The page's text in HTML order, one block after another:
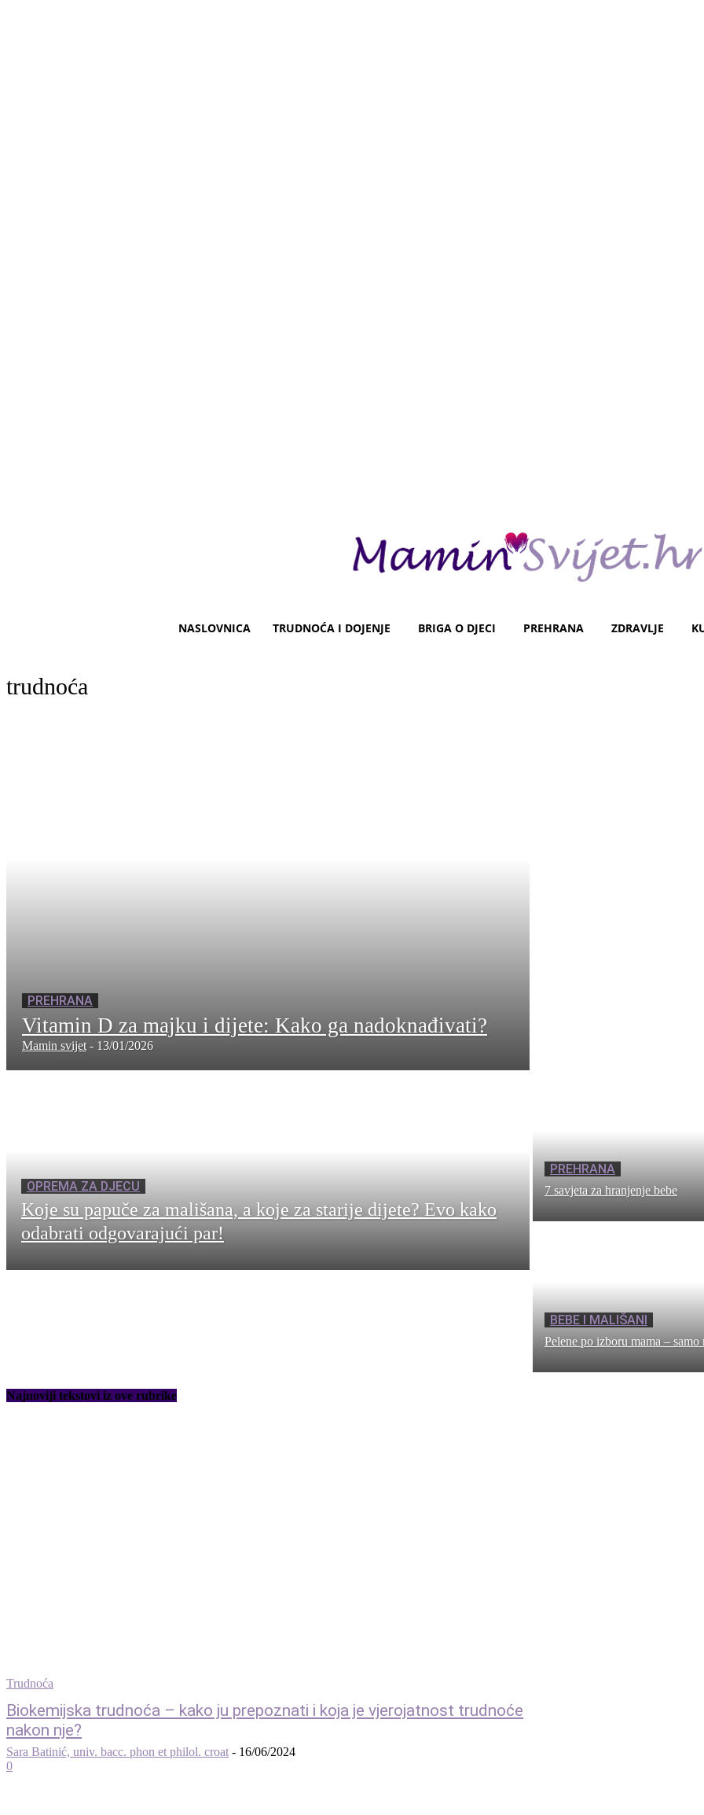
NASLOVNICA TRUDNOĆA I DOJENJE BRIGA O DJECI PREHRANA ZDRAVLJE
trudnoća
PREHRANA
Vitamin D za majku i dijete: Kako ga nadoknađivati?
Mamin svijet - 13/01/2026
OPREMA ZA DJECU
Koje su papuče za mališana, a koje za starije dijete? Evo kako
odabrati odgovarajući par!
PREHRANA
7 savjeta za hranjenje bebe
BEBE I MALIŠANI
Pelene po izboru mama – samo
Najnoviji tekstovi iz ove rubrike
Trudnoća
Biokemijska trudnoća – kako ju prepoznati i koja je vjerojatnost trudnoće
nakon nje?
Sara Batinić, univ. bacc. phon et philol. croat - 16/06/2024
0